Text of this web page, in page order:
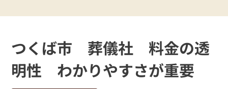
つくば市 葬儀社 料金の透
明性 わかりやすさが重要